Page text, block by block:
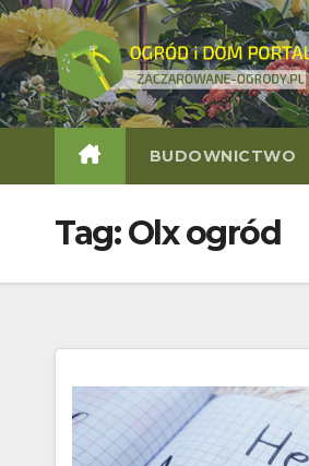
Skip
to
content
BUDOWNICTWO
Tag:Olx ogród